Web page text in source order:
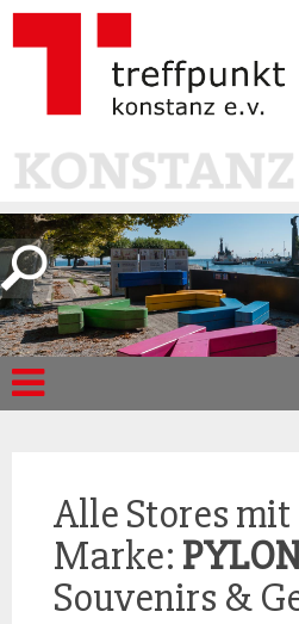
Alle Stores mit
Marke:
Souvenirs &